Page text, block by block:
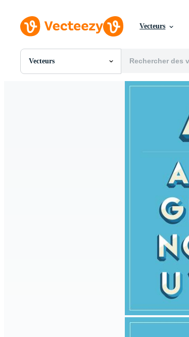
Vecteurs
Vecteurs
Toutes Images